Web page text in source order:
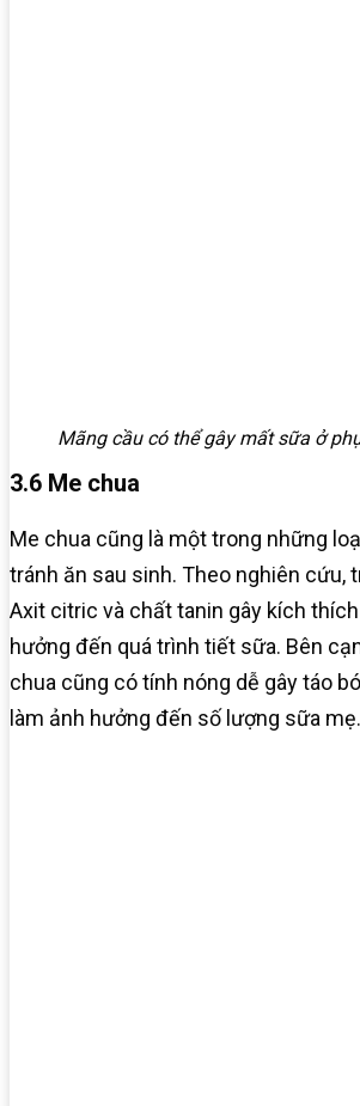
Mãng cầu có thể gây mất sữa ở
3.6 Me chua
Me chua cũng là một trong những
tránh ăn sau sinh. Theo nghiên cứu,
Axit citric và chất tanin gây kích thích
hưởng đến quá trình tiết sữa. Bên
chua cũng có tính nóng dễ gây táo
làm ảnh hưởng đến số lượng sữa mẹ.